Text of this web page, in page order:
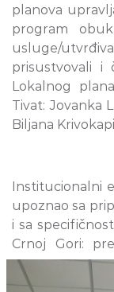
planova
program
usluge/
prisustvovali i
Lokalnog
Tivat: Jovanka
Biljana
Institucionalni
upoznao sa
i sa
Crnoj Gori: